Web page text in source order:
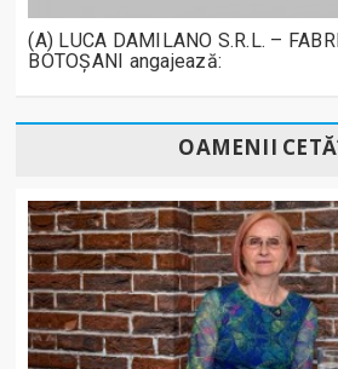
(A) LUCA DAMILANO S.R.L. –
BOTOȘANI angajează:
OAMENII